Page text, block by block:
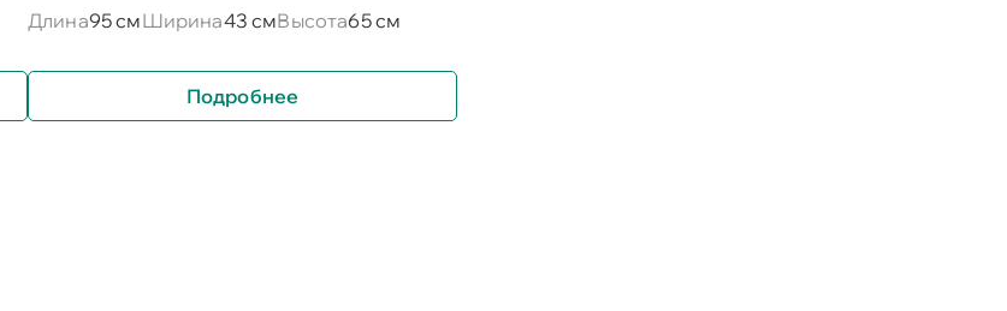
Длина95 смШирина43 смВысота65 см
Подробнее